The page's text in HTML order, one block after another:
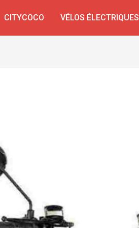
CITYCOCO VÉLOS ÉLECTRIQUES